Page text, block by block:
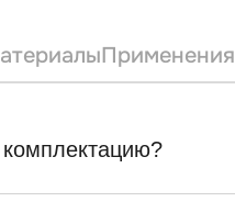
Применения